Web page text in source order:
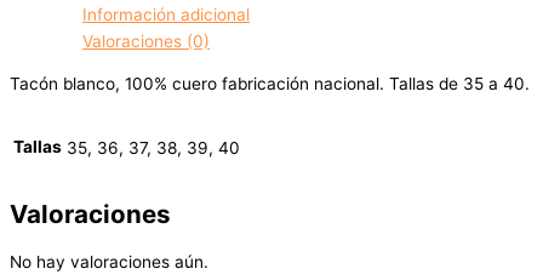
Información adicional
Valoraciones (0)
Tacón blanco, 100% cuero fabricación nacional. Tallas de 35 a 40.
Tallas 35, 36, 37, 38, 39, 40
Valoraciones
No hay valoraciones aún.